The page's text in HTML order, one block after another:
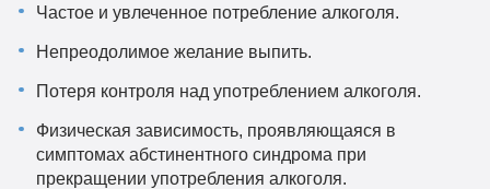
Частое и увлеченное потребление алкоголя.
Непреодолимое желание выпить.
Потеря контроля над употреблением алкоголя.
Физическая зависимость, проявляющаяся в
симптомах абстинентного синдрома при
прекращении употребления алкоголя.